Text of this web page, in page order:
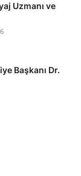
Uzmanı ve
Başkanı Dr.